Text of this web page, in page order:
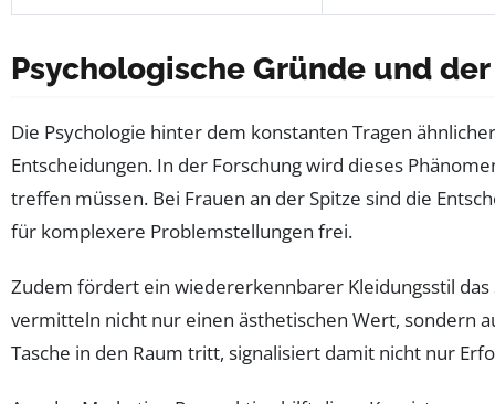
Psychologische Gründe und
Die Psychologie hinter dem konstanten Tragen
Entscheidungen. In der Forschung wird dieses
treffen müssen. Bei Frauen an der Spitze sind die
für komplexere Problemstellungen frei.
Zudem fördert ein wiedererkennbarer Kleidungsstil
vermitteln nicht nur einen ästhetischen Wert, sondern
Tasche in den Raum tritt, signalisiert damit nicht nur